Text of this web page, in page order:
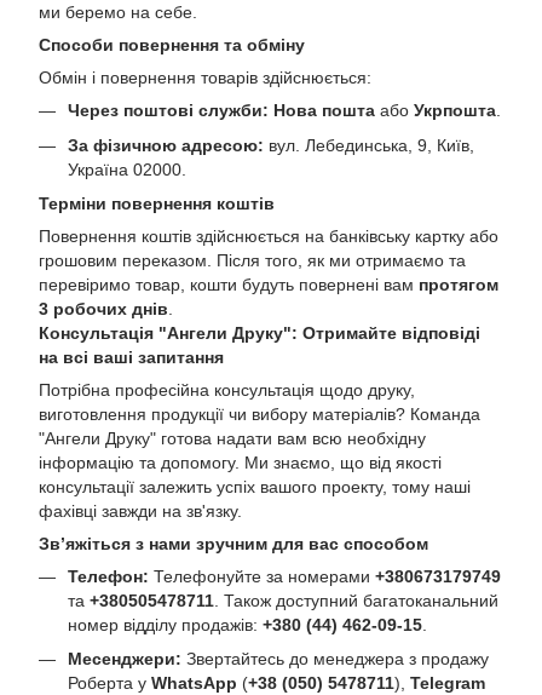
ми беремо на себе.
Способи повернення та обміну
Обмін і повернення товарів здійснюється:
Через поштові служби: Нова пошта або Укрпошта.
За фізичною адресою: вул. Лебединська, 9, Київ,
Україна 02000.
Терміни повернення коштів
Повернення коштів здійснюється на банківську картку або
грошовим переказом. Після того, як ми отримаємо та
перевіримо товар, кошти будуть повернені вам протягом
3 робочих днів
Консультація "Ангели Друку": Отримайте відповіді
на всі ваші запитання
Потрібна професійна консультація щодо друку,
виготовлення продукції чи вибору матеріалів? Команда
"Ангели Друку" готова надати вам всю необхідну
інформацію та допомогу. Ми знаємо, що від якості
консультації залежить успіх вашого проекту, тому наші
фахівці завжди на зв'язку.
Зв’яжіться з нами зручним для вас способом
Телефон: Телефонуйте за номерами +380673179749
та +380505478711 . Також доступний багатоканальний
номер відділу продажів: +380 (44) 462-09-15
Месенджери: Звертайтесь до менеджера з продажу
Роберта у WhatsApp (+38 (050) 5478711), Telegram